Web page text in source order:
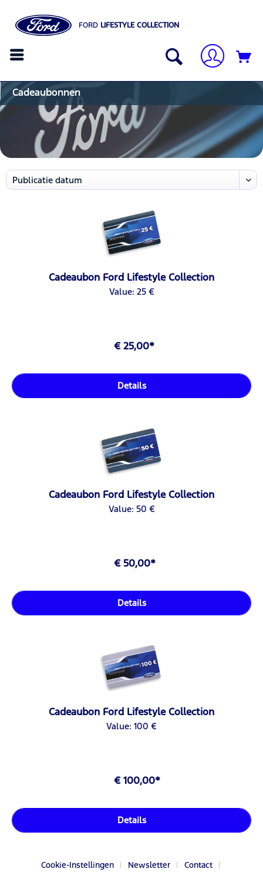
FORD LIFESTYLE COLLECTION
Cadeaubonnen
Cadeaubon Ford Lifestyle Collection
Value: 25 €
€ 25,00*
Details
Cadeaubon Ford Lifestyle Collection
Value: 50 €
€ 50,00*
Details
Cadeaubon Ford Lifestyle Collection
Value: 100 €
€ 100,00*
Details
Cookie-Instellingen Newsletter
Contact